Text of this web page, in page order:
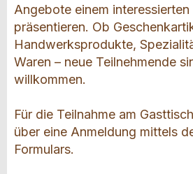
Angebote einem
präsentieren. Ob
Handwerksprodukte,
Waren – neue Teilnehmende
willkommen.
Für die Teilnahme am
über eine Anmeldung mittels
Formulars.